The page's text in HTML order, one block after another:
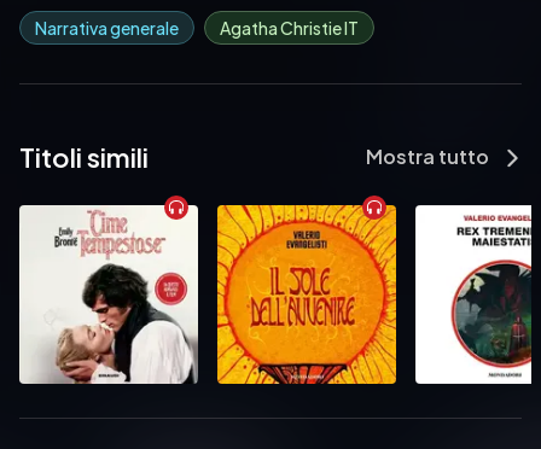
Narrativa generale Agatha Christie IT
Titoli simili Mostra tutto